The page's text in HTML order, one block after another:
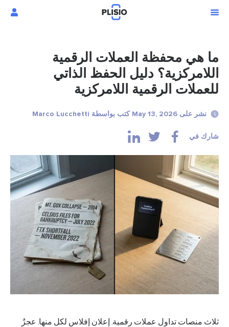
ما هي محفظة العملات الرقمية
اللامركزية؟ دليل الحفظ الذاتي
للعملات الرقمية اللامركزية
نشر على May 13, 2026 كتب بواسطة Marco Lucchetti
شارك في
ثلاث منصات تداول عملات رقمية. إعلان إفلاس لكل منها. عجزٌ